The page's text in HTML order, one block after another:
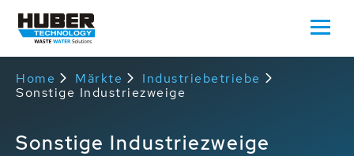
Home Märkte
Industriebetriebe
Sonstige Industriezweige
Sonstige Industriezweige